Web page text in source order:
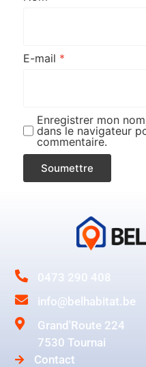
E-mail *
Enregistrer mon
dans le navigateur
commentaire.
0473 290 408
info@belhabitat.be
Grand'Route 224
7530 Tournai
Contact